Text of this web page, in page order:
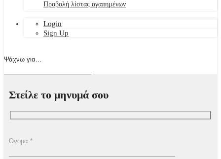
Προβολή λίστας αγαπημένων
Login
Sign Up
Στείλε το μηνυμά σου